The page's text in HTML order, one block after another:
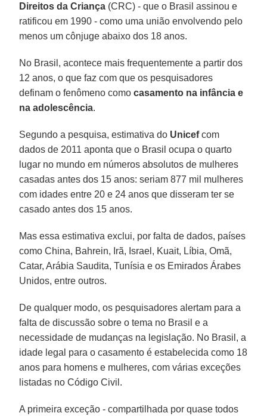
Direitos da Criança (CRC) - que o Brasil assinou e
ratificou em 1990 - como uma união envolvendo pelo
menos um cônjuge abaixo dos 18 anos.
No Brasil, acontece mais frequentemente a partir dos
12 anos, o que faz com que os pesquisadores
definam o fenômeno comocasamento na infância e
na adolescência.
Segundo a pesquisa, estimativa do Unicefcom
dados de 2011 aponta que o Brasil ocupa o quarto
lugar no mundo em números absolutos de mulheres
casadas antes dos 15 anos: seriam 877 mil mulheres
com idades entre 20 e 24 anos que disseram ter se
casado antes dos 15 anos.
Mas essa estimativa exclui, por falta de dados, países
como China, Bahrein, Irã, Israel, Kuait, Líbia, Omã,
Catar, Arábia Saudita, Tunísia e os Emirados Árabes
Unidos, entre outros.
De qualquer modo, os pesquisadores alertam para a
falta de discussão sobre o tema no Brasil e a
necessidade de mudanças na legislação. No Brasil, a
idade legal para o casamento é estabelecida como 18
anos para homens e mulheres, com várias exceções
listadas no Código Civil.
A primeira exceção - compartilhada por quase todos